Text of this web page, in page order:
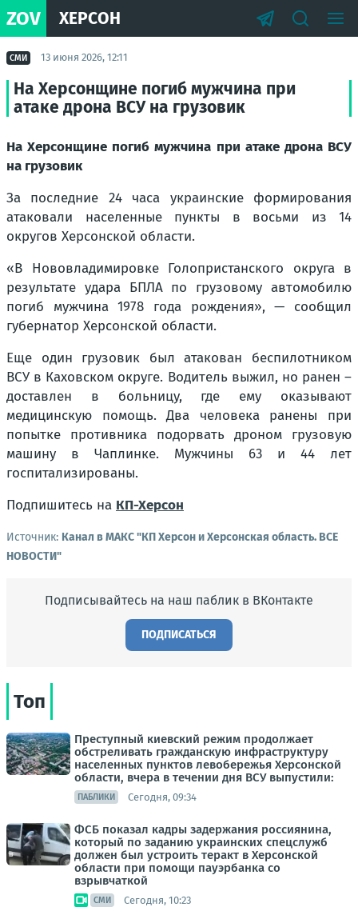
ZOV ХЕРСОН
СМИ 13 июня 2026, 12:11
На Херсонщине погиб мужчина при
атаке дрона ВСУ на грузовик
На Херсонщине погиб мужчина при атаке дрона ВСУ
на грузовик
За последние 24 часа украинские формирования
атаковали населенные пункты в восьми из 14
округов Херсонской области.
«В Нововладимировке Голопристанского округа в
результате удара БПЛА по грузовому автомобилю
погиб мужчина 1978 года рождения», — сообщил
губернатор Херсонской области.
Еще один грузовик был атакован беспилотником
ВСУ в Каховском округе. Водитель выжил, но ранен –
доставлен в больницу, где ему оказывают
медицинскую помощь. Два человека ранены при
попытке противника подорвать дроном грузовую
машину в Чаплинке. Мужчины 63 и 44 лет
госпитализированы.
Подпишитесь на КП-Херсон
Источник: Канал в МАКС "КП Херсон и Херсонская область. ВСЕ
НОВОСТИ"
Подписывайтесь на наш паблик в ВКонтакте
ПОДПИСАТЬСЯ
Топ
Преступный киевский режим продолжает
обстреливать гражданскую инфраструктуру
населенных пунктов левобережья Херсонской
области, вчера в течении дня ВСУ выпустили:
ПАБЛИКИ Сегодня, 09:34
ФСБ показал кадры задержания россиянина,
который по заданию украинских спецслужб
должен был устроить теракт в Херсонской
области при помощи пауэрбанка со
взрывчаткой
СМИ Сегодня, 10:23